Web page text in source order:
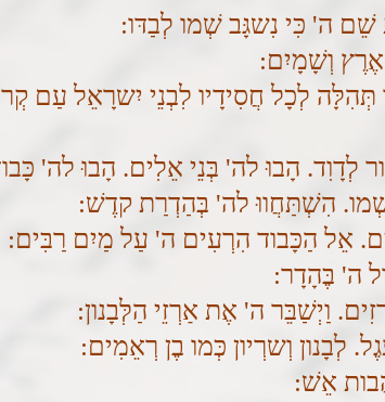
שֵׁם ה' כִּי נִשגָּב שְׁמו לְבַדּו:
אֶרֶץ וְשָׁמָיִם:
תְּהִלָּה לְכָל חֲסִידָיו לִבְנֵי יִשרָאֵל עַם
לְדָוִד. הָבוּ לה' בְּנֵי אֵלִים. הָבוּ לה'
הִשְׁתַּחֲווּ לה' בְּהַדְרַת קדֶשׁ:
אֵל הַכָּבוד הִרְעִים ה' עַל מַיִם רַבִּים:
ה' בֶּהָדָר:
וַיְשַׁבֵּר ה' אֶת אַרְזֵי הַלְּבָנון:
לְבָנון וְשרְיון כְּמו בֶן רְאֵמִים:
אֵשׁ: